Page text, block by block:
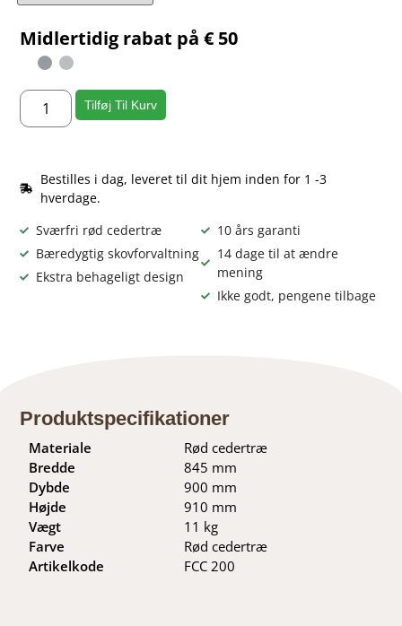
Midlertidig rabat på € 50
Tilføj Til Kurv
Bestilles i dag, leveret til dit hjem inden for 1 -3
hverdage.
Sværfri rød cedertræ
Bæredygtig skovforvaltning
Ekstra behageligt design
10 års garanti
14 dage til at ændre
mening
Ikke godt, pengene tilbage
Produktspecifikationer
Materiale
Bredde
Dybde
Højde
Vægt
Farve
Artikelkode
Rød cedertræ
845 mm
900 mm
910 mm
11 kg
Rød cedertræ
FCC 200